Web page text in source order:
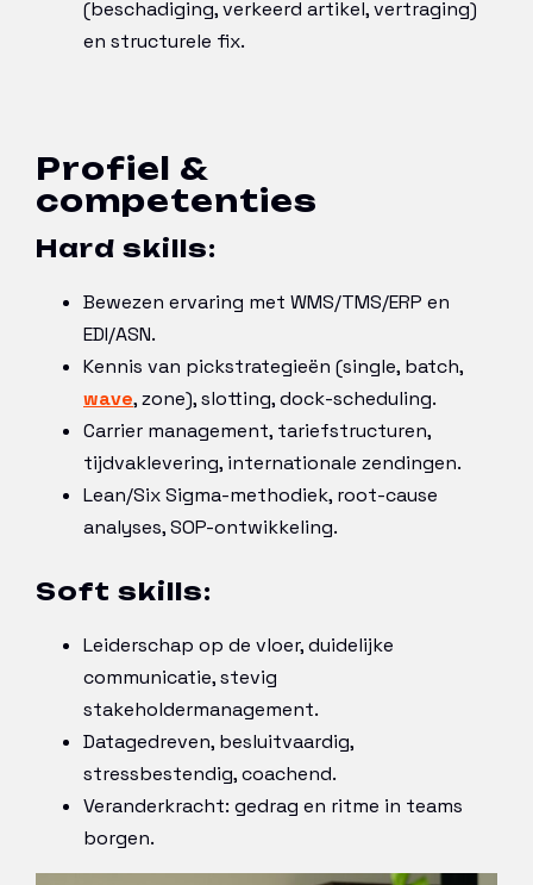
(beschadiging, verkeerd artikel, vertraging)
en structurele fix.
Profiel &
competenties
Hard skills:
Bewezen ervaring met WMS/TMS/ERP en
EDI/ASN.
Kennis van pickstrategieën (single, batch,
wave, zone), slotting, dock-scheduling.
Carrier management, tariefstructuren,
tijdvaklevering, internationale zendingen.
Lean/Six Sigma-methodiek, root-cause
analyses, SOP-ontwikkeling.
Soft skills:
Leiderschap op de vloer, duidelijke
communicatie, stevig
stakeholdermanagement.
Datagedreven, besluitvaardig,
stressbestendig, coachend.
Veranderkracht: gedrag en ritme in teams
borgen.